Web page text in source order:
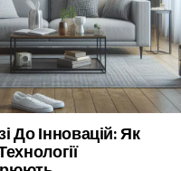
До Інновацій: Як